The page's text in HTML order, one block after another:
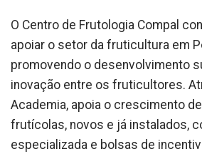
O Centro de Frutologia Compal
apoiar o setor da fruticultura em
promovendo o desenvolvimento
inovação entre os fruticultores.
Academia, apoia o crescimento
frutícolas, novos e já instalados,
especializada e bolsas de